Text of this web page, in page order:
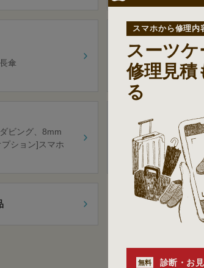
スマホから修理内
スーツケ
修理見積
る
無料 診断・お
長傘
合鍵の作製
住居・事務所
転車の合鍵
鍵
トランス
ビング
8mm
プション]スマホ
包丁研ぎ
家庭用包丁